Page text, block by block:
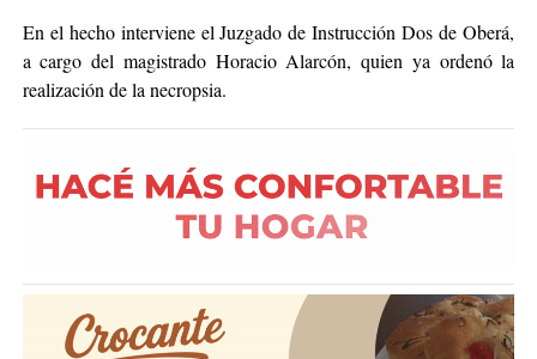
En el hecho interviene el Juzgado de Instrucción Dos de Oberá,
a cargo del magistrado Horacio Alarcón, quien ya ordenó la
realización de la necropsia.